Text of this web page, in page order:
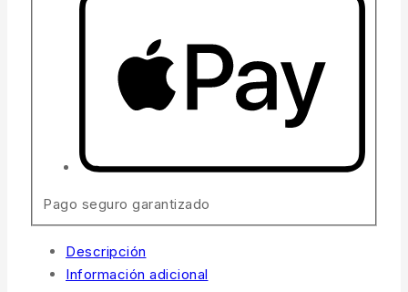
Pago seguro garantizado
Descripción
Información adicional